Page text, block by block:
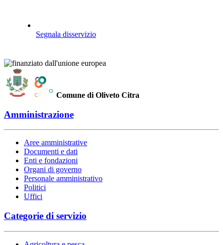
Segnala disservizio
Comune di Oliveto Citra
Amministrazione
Aree amministrative
Documenti e dati
Enti e fondazioni
Organi di governo
Personale amministrativo
Politici
Uffici
Categorie di servizio